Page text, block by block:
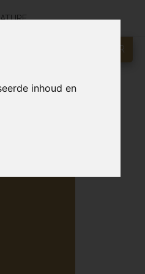
inhoud en
KLIK HIER